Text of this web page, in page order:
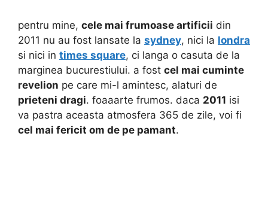
pentru mine, cele mai frumoase artificii din
2011 nu au fost lansate la sydney, nici la londra
si nici in times square, ci langa o casuta de la
marginea bucurestiului. a fost cel mai cuminte
revelion pe care mi-l amintesc, alaturi de
prieteni dragi. foaaarte frumos. daca 2011 isi
va pastra aceasta atmosfera 365 de zile, voi fi
cel mai fericit om de pe pamant.